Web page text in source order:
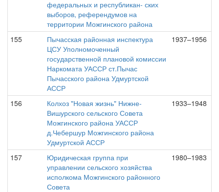
федеральных и республикан- ских
выборов, референдумов на
территории Можгинского района
155
Пычасская районная инспектура
ЦСУ Уполномоченный
государственной плановой комиссии
Наркомата УАССР ст.Пычас
Пычасского района Удмуртской
АССР
1937–1956
156
Колхоз "Новая жизнь" Нижне-
Вишурского сельского Совета
Можгинского района УАССР
д.Чебершур Можгинского района
Удмуртской АССР
1933–1948
157
Юридическая группа при
управлении сельского хозяйства
исполкома Можгинского районного
Совета
1980–1983